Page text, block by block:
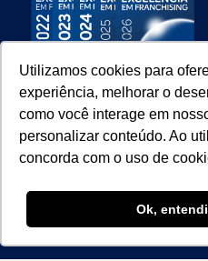
Utilizamos cookies para
experiência, melhorar o
como você interage em
personalizar conteúdo. Ao
concorda com o uso de
Ok,
Site
Super Visão Perícias e Vistorias
Todos os